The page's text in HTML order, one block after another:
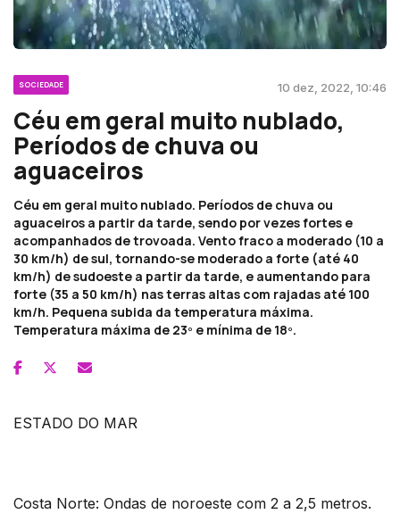
SOCIEDADE 10 dez, 2022, 10:46
Céu em geral muito nublado,
Períodos de chuva ou
aguaceiros
Céu em geral muito nublado. Períodos de chuva ou
aguaceiros a partir da tarde, sendo por vezes fortes e
acompanhados de trovoada. Vento fraco a moderado (10 a
30 km/h) de sul, tornando-se moderado a forte (até 40
km/h) de sudoeste a partir da tarde, e aumentando para
forte (35 a 50 km/h) nas terras altas com rajadas até 100
km/h. Pequena subida da temperatura máxima.
Temperatura máxima de 23º e mínima de 18º.
ESTADO DO MAR
Costa Norte: Ondas de noroeste com 2 a 2,5 metros.